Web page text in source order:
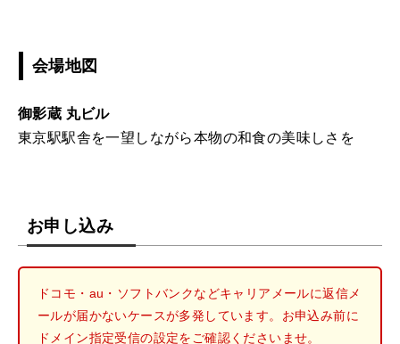
会場地図
御影蔵 丸ビル
東京駅駅舎を一望しながら本物の和食の美味しさを
お申し込み
ドコモ・au・ソフトバンクなどキャリアメールに返信メ
ールが届かないケースが多発しています。お申込み前に
ドメイン指定受信の設定をご確認くださいませ。